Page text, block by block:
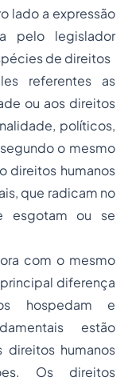
lado a expressão
pelo legislador
de direitos
referentes as
ou aos direitos
políticos,
o mesmo
direitos humanos
que radicam no
esgotam ou se
com o mesmo
diferença
hospedam e
estão
direitos humanos
Os direitos